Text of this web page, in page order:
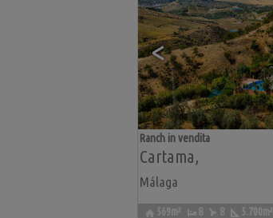
<
Cartama,
Málaga
Ranch in vendita
569m² 8 8 5.700m²